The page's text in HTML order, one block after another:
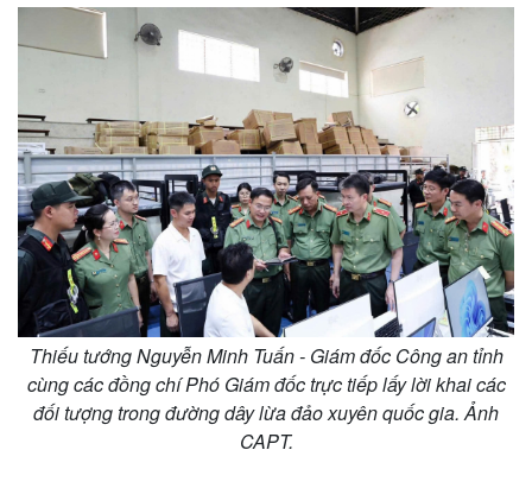
Thiếu tướng Nguyễn Minh Tuấn - Giám đốc Công an tỉnh
cùng các đồng chí Phó Giám đốc trực tiếp lấy lời khai các
đối tượng trong đường dây lừa đảo xuyên quốc gia. Ảnh
CAPT.